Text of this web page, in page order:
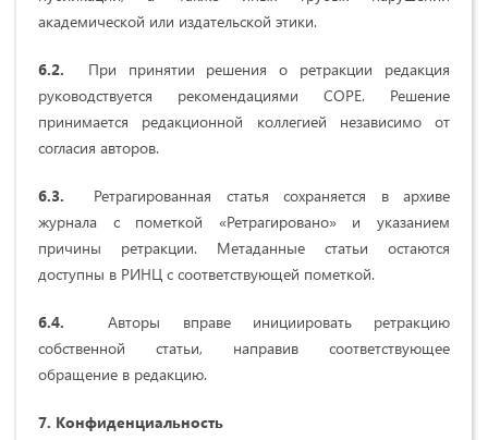
академической или издательской этики.
6.2. При принятии решения о ретракции редакция
руководствуется рекомендациями COPE. Решение
принимается редакционной коллегией независимо от
согласия авторов.
6.3. Ретрагированная статья сохраняется в архиве
журнала с пометкой «Ретрагировано» и указанием
причины ретракции. Метаданные статьи остаются
доступны в РИНЦ с соответствующей пометкой.
6.4. Авторы вправе инициировать ретракцию
собственной статьи, направив соответствующее
обращение в редакцию.
7. Конфиденциальность